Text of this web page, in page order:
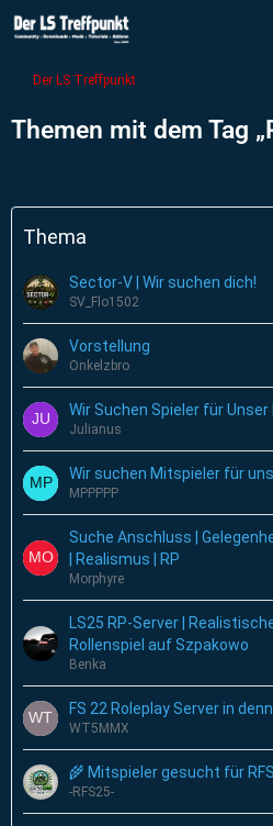
Der LS Treffpunkt
Themen mit dem Tag
Thema
Sector-V | Wir suchen dich!
SV_Flo1502
Vorstellung
Onkelzbro
Wir Suchen Spieler für Unser
Julianus
Wir suchen Mitspieler für
MPPPPP
Suche Anschluss |
| Realismus | RP
Morphyre
LS25 RP-Server |
Rollenspiel auf Szpakowo
Benka
FS 22 Roleplay Server in
WT5MMX
🌾 Mitspieler gesucht für
-RFS25-